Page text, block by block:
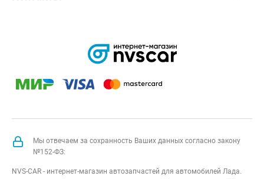
Мы отвечаем за сохранность Ваших данных согласно закону
№152-ФЗ:
NVS-CAR - интернет-магазин автозапчастей для автомобилей Лада.